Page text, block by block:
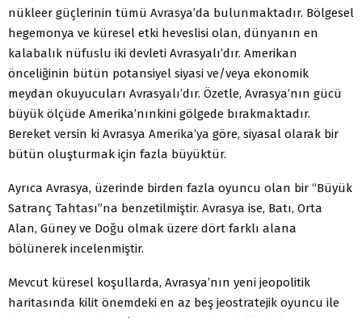
nükleer güçlerinin tümü Avrasya’da bulunmaktadır. Bölgesel
hegemonya ve küresel etki heveslisi olan, dünyanın en
kalabalık nüfuslu iki devleti Avrasyalı’dır. Amerikan
önceliğinin bütün potansiyel siyasi ve/veya ekonomik
meydan okuyucuları Avrasyalı’dır. Özetle, Avrasya’nın gücü
büyük ölçüde Amerika’nınkini gölgede bırakmaktadır.
Bereket versin ki Avrasya Amerika’ya göre, siyasal olarak bir
bütün oluşturmak için fazla büyüktür.
Ayrıca Avrasya, üzerinde birden fazla oyuncu olan bir “Büyük
Satranç Tahtası”na benzetilmiştir. Avrasya ise, Batı, Orta
Alan, Güney ve Doğu olmak üzere dört farklı alana
bölünerek incelenmiştir.
Mevcut küresel koşullarda, Avrasya’nın yeni jeopolitik
haritasında kilit önemdeki en az beş jeostratejik oyuncu ile